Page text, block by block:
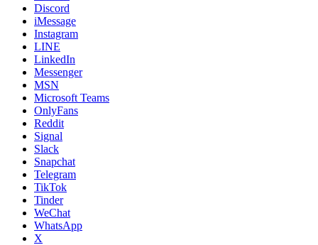
Discord
iMessage
Instagram
LINE
LinkedIn
Messenger
MSN
Microsoft Teams
OnlyFans
Reddit
Signal
Slack
Snapchat
Telegram
TikTok
Tinder
WeChat
WhatsApp
X